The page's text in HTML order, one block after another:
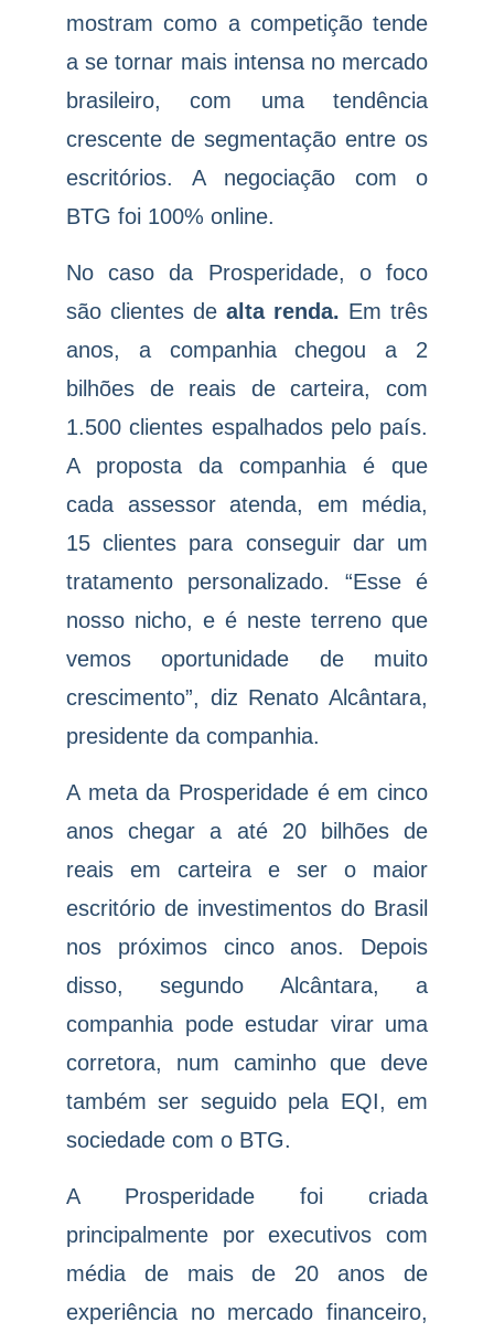
mostram como a competição tende
a se tornar mais intensa no mercado
brasileiro, com uma tendência
crescente de segmentação entre os
escritórios. A negociação com o
BTG foi 100% online.
No caso da Prosperidade, o foco
são clientes de alta renda. Em três
anos, a companhia chegou a 2
bilhões de reais de carteira, com
1.500 clientes espalhados pelo país.
A proposta da companhia é que
cada assessor atenda, em média,
15 clientes para conseguir dar um
tratamento personalizado. “Esse é
nosso nicho, e é neste terreno que
vemos oportunidade de muito
crescimento”, diz Renato Alcântara,
presidente da companhia.
A meta da Prosperidade é em cinco
anos chegar a até 20 bilhões de
reais em carteira e ser o maior
escritório de investimentos do Brasil
nos próximos cinco anos. Depois
disso, segundo Alcântara, a
companhia pode estudar virar uma
corretora, num caminho que deve
também ser seguido pela EQI, em
sociedade com o BTG.
A Prosperidade foi criada
principalmente por executivos com
média de mais de 20 anos de
experiência no mercado financeiro,